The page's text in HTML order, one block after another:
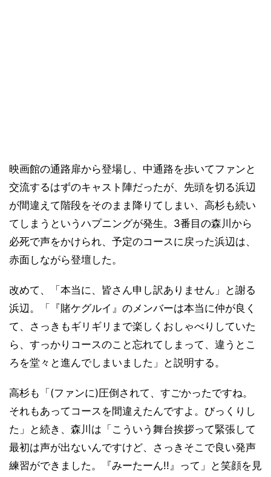
映画館の通路扉から登場し、中通路を歩いてファンと
交流するはずのキャスト陣だったが、先頭を切る浜辺
が間違えて階段をそのまま降りてしまい、高杉も続い
てしまうというハプニングが発生。3番目の森川から
必死で声をかけられ、予定のコースに戻った浜辺は、
赤面しながら登壇した。
改めて、「本当に、皆さん申し訳ありません」と謝る
浜辺。「『賭ケグルイ』のメンバーは本当に仲が良く
て、さっきもギリギリまで楽しくおしゃべりしていた
ら、すっかりコースのこと忘れてしまって、違うとこ
ろを堂々と進んでしまいました」と説明する。
高杉も「(ファンに)圧倒されて、すごかったですね。
それもあってコースを間違えたんですよ。びっくりし
た」と続き、森川は「こういう舞台挨拶って緊張して
最初は声が出ないんですけど、さっきそこで良い発声
練習ができました。『みーたーん!!』って」と笑顔を見